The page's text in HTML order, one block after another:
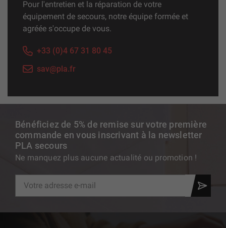
Bénéficiez de 5% de remise sur votre première
commande en vous inscrivant à la newsletter
PLA secours
Ne manquez plus aucune actualité ou promotion !
Pour l'entretien et la réparation de votre
équipement de secours, notre équipe formée et
agréée s'occupe de vous.
+33 (0)4 67 31 80 45
sav@pla.fr